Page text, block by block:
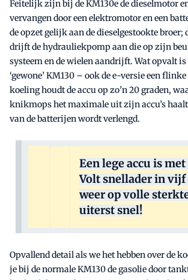
Feitelijk zijn bij de KM130e de dieselmotor
vervangen door een elektromotor en een
de opzet gelijk aan de dieselgestookte broer;
drijft de hydrauliekpomp aan die op zijn
systeem en de wielen aandrijft. Wat opvalt is
‘gewone’ KM130 – ook de e-versie een
koeling houdt de accu op zo’n 20 graden,
knikmops het maximale uit zijn accu’s
van de batterijen wordt verlengd.
Een lege accu is met
Volt snellader in
weer op volle
uiterst snel!
Opvallend detail als we het hebben over de
je bij de normale KM130 de gasolie door